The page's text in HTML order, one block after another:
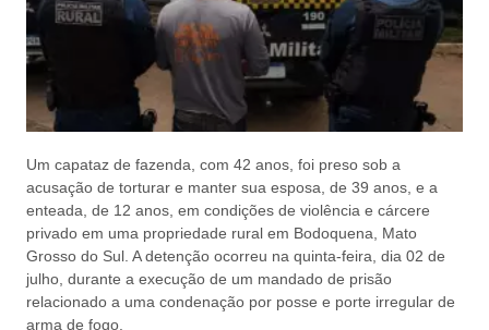
Um capataz de fazenda, com 42 anos, foi preso sob a
acusação de torturar e manter sua esposa, de 39 anos, e a
enteada, de 12 anos, em condições de violência e cárcere
privado em uma propriedade rural em Bodoquena, Mato
Grosso do Sul. A detenção ocorreu na quinta-feira, dia 02 de
julho, durante a execução de um mandado de prisão
relacionado a uma condenação por posse e porte irregular de
arma de fogo.